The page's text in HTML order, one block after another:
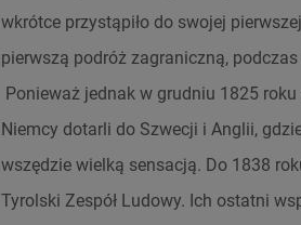
wkrótce przystąpiło do swojej
pierwszą podróż zagraniczną,
Ponieważ jednak w grudniu 1825 roku
Niemcy dotarli do Szwecji i Anglii,
wszędzie wielką sensacją. Do 1838
Tyrolski Zespół Ludowy. Ich ostatni